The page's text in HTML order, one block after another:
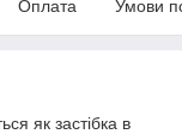
Оплата Умови
як застібка в